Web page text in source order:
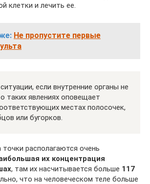
клетки и лечить ее.
Не пропустите первые
если внутренние органы не
таких явлениях оповещает
местах полосочек,
или бугорков.
точки располагаются очень
их концентрация
, там их насчитывается больше 117
что на человеческом теле больше